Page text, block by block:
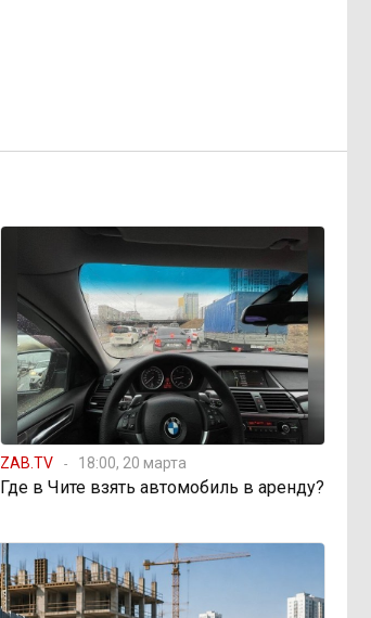
ZAB.TV 18:00, 20 марта
Где в Чите взять автомобиль в аренду?